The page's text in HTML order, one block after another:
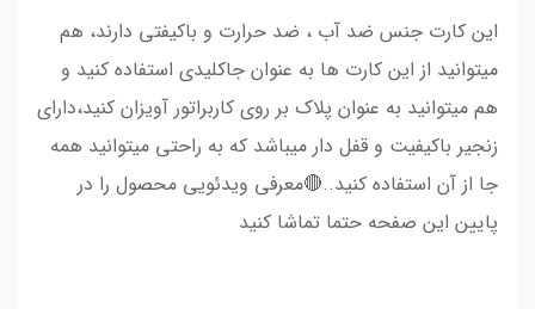
این کارت جنس ضد آب ، ضد حرارت و باکیفتی دارند، هم
میتوانید از این کارت ها به عنوان جاکلیدی استفاده کنید و
هم میتوانید به عنوان پلاک بر روی کاربراتور آویزان کنید،دارای
زنجیر باکیفیت و قفل دار میباشد که به راحتی میتوانید همه
جا از آن استفاده کنید..🔴معرفی ویدئویی محصول را در
پایین این صفحه حتما تماشا کنید